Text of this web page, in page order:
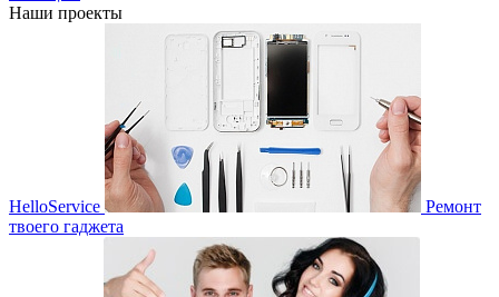
Наши проекты
HelloService
Ремонт
твоего гаджета